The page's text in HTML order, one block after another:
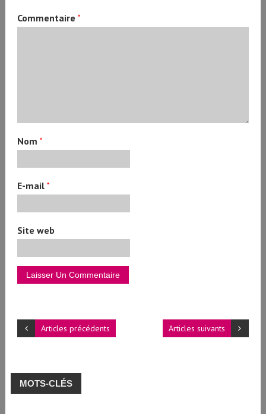
Commentaire*
Nom*
E-mail*
Site web
Articles suivants
Articles précédents
MOTS-CLÉS